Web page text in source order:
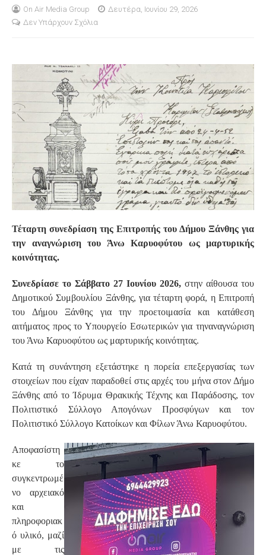
On Air Media Group
Δευτέρα, Ιουνίου 29, 2026
Δεν Υπάρχουν Σχόλια
Τέταρτη συνεδρίαση της Επιτροπής του Δήμου Ξάνθης για
την αναγνώριση του Άνω Καρυοφύτου ως μαρτυρικής
κοινότητας.
Συνεδρίασε το Σάββατο 27 Ιουνίου 2026, στην αίθουσα του
Δημοτικού Συμβουλίου Ξάνθης, για τέταρτη φορά, η Επιτροπή
του Δήμου Ξάνθης για την προετοιμασία και κατάθεση
αιτήματος προς το Υπουργείο Εσωτερικών για τηναναγνώριση
του Άνω Καρυοφύτου ως μαρτυρικής κοινότητας.
Κατά τη συνάντηση εξετάστηκε η πορεία επεξεργασίας των
στοιχείων που είχαν παραδοθεί στις αρχές του μήνα στον Δήμο
Ξάνθης από το Ίδρυμα Θρακικής Τέχνης και Παράδοσης, τον
Πολιτιστικό Σύλλογο Απογόνων Προσφύγων και τον
Πολιτιστικό Σύλλογο Κατοίκων και Φίλων Άνω Καρυοφύτου.
Αποφασίστη
κε το
συγκεντρωμέ
νο αρχειακό
και
πληροφοριακ
ό υλικό, μαζί
με τις